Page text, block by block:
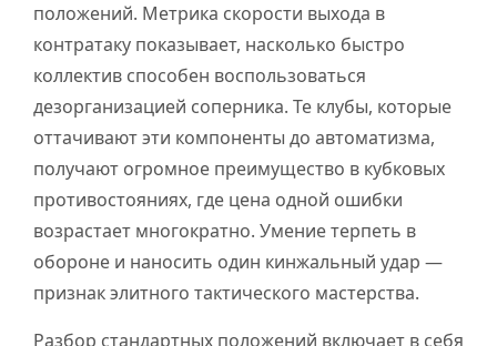
положений. Метрика скорости выхода в
контратаку показывает, насколько быстро
коллектив способен воспользоваться
дезорганизацией соперника. Те клубы, которые
оттачивают эти компоненты до автоматизма,
получают огромное преимущество в кубковых
противостояниях, где цена одной ошибки
возрастает многократно. Умение терпеть в
обороне и наносить один кинжальный удар —
признак элитного тактического мастерства.
Разбор стандартных положений включает в себя